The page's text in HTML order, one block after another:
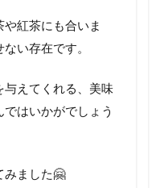
紅茶にも合いま
い存在です。
与えてくれる、美味
はいかがでしょう
みました🤗